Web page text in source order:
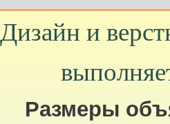
Дизайн и
Размеры